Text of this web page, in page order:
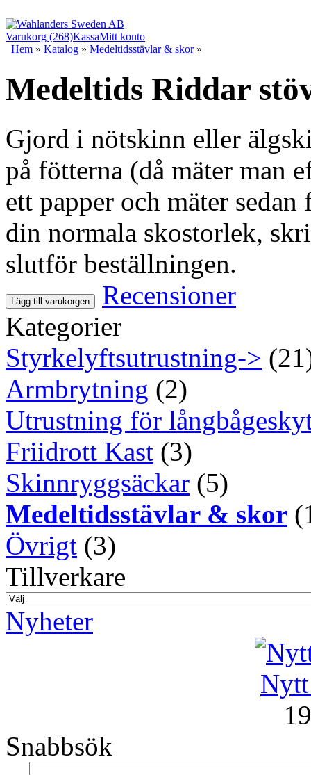
Varukorg (268)KassaMitt konto
Hem » Katalog » Medeltidsstävlar & skor»
Medeltids Riddar
Gjord i nötskinn eller
på fötterna (då mäter man
ett papper och mäter
din normala skostorlek,
slutför beställningen.
Lägg till varukorgen
Recensioner
Kategorier
Styrkelyftsutrustning->
Armbrytning (2)
Utrustning för
Friidrott Kast (3)
Skinnryggsäckar (5)
Medeltidsstävlar & skor
Övrigt (3)
Tillverkare
Nyheter
Snabbsök